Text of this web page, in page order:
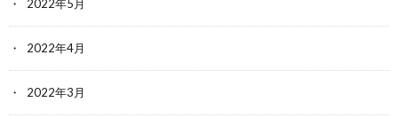
2022年5月
2022年4月
2022年3月